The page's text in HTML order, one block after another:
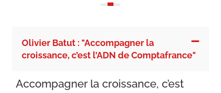
Olivier Batut : "Accompagner la
croissance, c’est l’ADN de Comptafrance"
Accompagner la croissance, c’est